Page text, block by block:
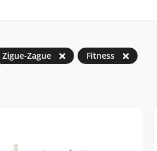
Zigue-Zague Fitness